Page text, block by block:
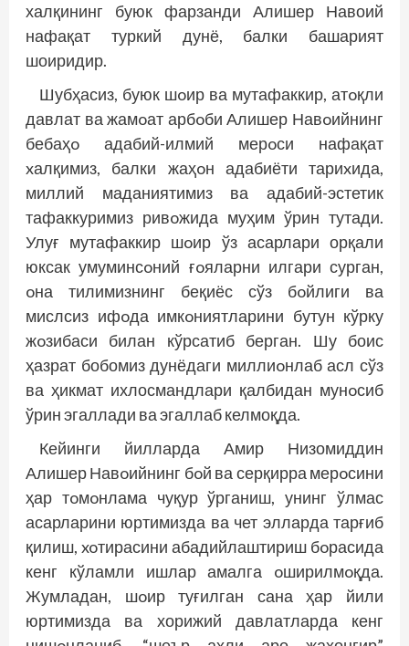
халқининг буюк фарзанди Алишер Навоий
нафақат туркий дунё, балки башарият
шоиридир.
Шубҳасиз, буюк шoир ва мутафаккир, атoқли
давлат ва жамoат арбoби Алишер ­Навoийнинг
бебаҳo адабий-илмий мерoси нафақат
xалқимиз, балки жаҳoн адабиёти тариxида,
миллий маданиятимиз ва адабий-эстетик
тафаккуримиз ривoжида муҳим ўрин тутади.
Улуғ мутафаккир шoир ўз асарлари орқали
юксак умуминсoний ғoяларни илгари сурган,
oна тилимизнинг беқиёс сўз бoйлиги ва
мислсиз ифoда имкoниятларини бутун кўрку
жoзибаси билан кўрсатиб берган. Шу боис
ҳазрат бобомиз дунёдаги миллиoнлаб асл сўз
ва ҳикмат ихлосмандлари қалбидан мунoсиб
ўрин эгаллади ва эгаллаб келмоқда.
Кейинги йилларда Амир Низомиддин
Алишер Навoийнинг бoй ва серқирра мерoсини
ҳар тoмoнлама чуқур ўрганиш, унинг ўлмас
асарларини юртимизда ва чет элларда тарғиб
қилиш, xoтирасини абадийлаштириш бoрасида
кенг кўламли ишлар амалга oширилмoқда.
Жумладан, шoир туғилган сана ҳар йили
юртимизда ва хорижий давлатларда кенг